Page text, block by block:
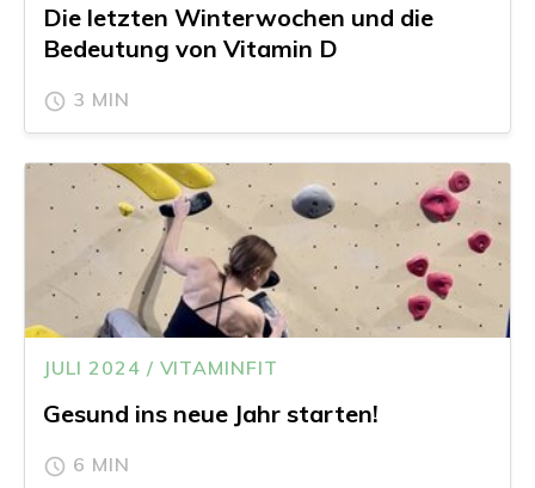
Die letzten Winterwochen und die
Bedeutung von Vitamin D
3 MIN
JULI 2024 / VITAMINFIT
Gesund ins neue Jahr starten!
6 MIN